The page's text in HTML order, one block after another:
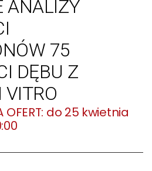
ANALIZY
75
DĘBU Z
VITRO
do 25 kwietnia